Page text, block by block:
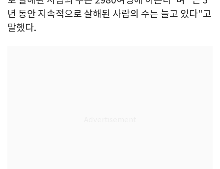
년 동안 지속적으로 살해된 사람의 수는 늘고 있다"고
말했다.